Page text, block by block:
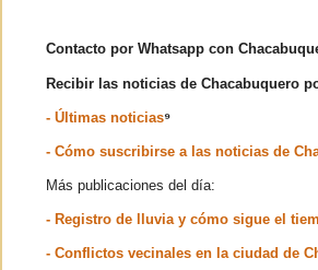
Contacto por Whatsapp con
Recibir las noticias de Chacabuquero
- Últimas noticias⁹
- Cómo suscribirse a las noticias de
Más publicaciones del día:
- Registro de lluvia y cómo sigue el
- Conflictos vecinales en la ciudad de